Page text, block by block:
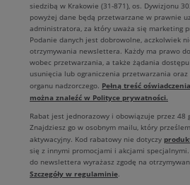
siedzibą w Krakowie (31-871), os. Dywizjonu
powyżej dane będą przetwarzane w prawnie
administratora, za który uważa się marketing
Podanie danych jest dobrowolne, aczkolwiek
otrzymywania newslettera. Każdy ma prawo
wobec przetwarzania, a także żądania
usunięcia lub ograniczenia przetwarzania
organu nadzorczego. Pełną treść
można znaleźć w Polityce prywatności.
Rabat jest jednorazowy i obowiązuje przez 48
Znajdziesz go w osobnym mailu, który
aktywacyjny. Kod rabatowy nie dotyczy
się z innymi promocjami i akcjami
do newslettera wyrażasz zgodę na
Szczegóły w regulaminie.